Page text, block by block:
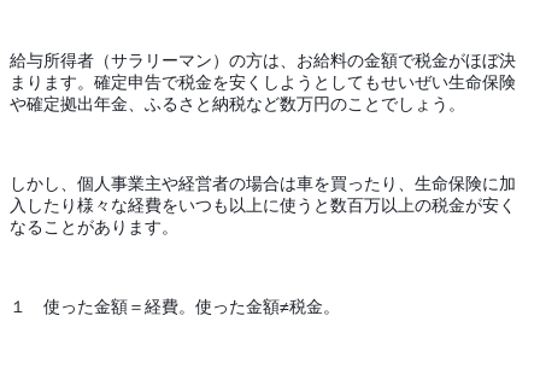
給与所得者（サラリーマン）の方は、お給料の金額で税金がほぼ決
まります。確定申告で税金を安くしようとしてもせいぜい生命保険
や確定拠出年金、ふるさと納税など数万円のことでしょう。
しかし、個人事業主や経営者の場合は車を買ったり、生命保険に加
入したり様々な経費をいつも以上に使うと数百万以上の税金が安く
なることがあります。
１　使った金額＝経費。使った金額≠税金。